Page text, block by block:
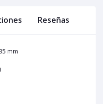
Reseñas
mm